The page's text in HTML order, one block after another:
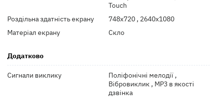
Touch
Роздільна здатність екрану
748x720 , 2640x1080
Матеріал екрану
Скло
Додатково
Сигнали виклику
Поліфонічні мелодії ,
Вібровиклик , MP3 в якості
дзвінка